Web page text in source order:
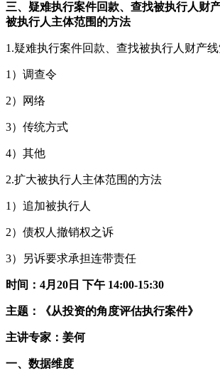
三、疑难执行案件回款、查找被执行人财
被执行人主体范围的方法
1.疑难执行案件回款、查找被执行人财产
1）调查令
2）网络
3）传统方式
4）其他
2.扩大被执行人主体范围的方法
1）追加被执行人
2）债权人撤销权之诉
3）另诉要求承担连带责任
时间：4月20日 下午 14:00-15:30
主题：《从投资的角度评估执行案件》
主讲专家：姜何
一、数据维度